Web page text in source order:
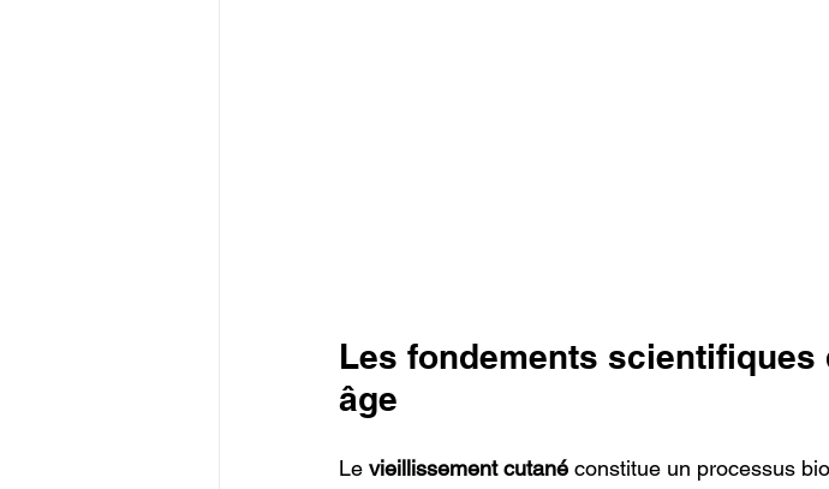
Les fondements
âge
Le vieillissement cutané constitue un processus